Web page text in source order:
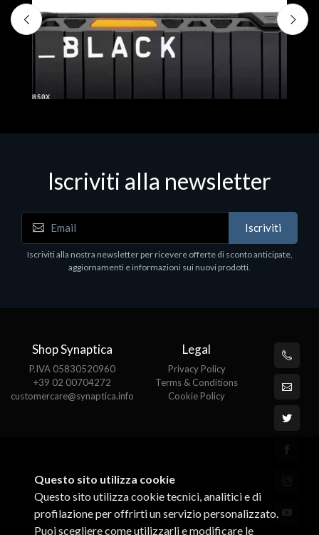
WD_BLACK SN850X NVMe SSD
WDBB9H0020BNC - SSD - 2 TB - interno - M.2
2280 - PCIe 4.0 (NVMe) - dissipatore integrato -
nero
Iscriviti alla newsletter
Iscriviti
Iscriviti alla nostra newsletter per ricevere offerte di sconto anticipate,
aggiornamenti e informazioni sui nuovi prodotti.
Shop Synaptica
P.IVA 05830520960
+39 02 00704272
customercare@synaptica.info
Legal
Privacy Policy
Terms & Conditions
Cookie Policy
Questo sito utilizza cookie
Questo sito utilizza cookie tecnici, analitici e di
profilazione per offrirti un servizio personalizzato.
Puoi scegliere come utilizzarli e modificare le